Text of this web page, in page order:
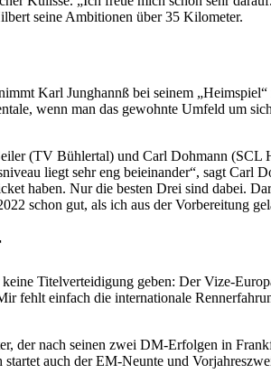
seine Ambitionen über 35 Kilometer.
Karl Junghannß bei seinem
wenn man das gewohnte Umfeld um
(TV Bühlertal) und Carl Dohmann
liegt sehr eng beieinander“, sagt
haben. Nur die besten Drei sind dabei.
schon gut, als ich aus der Vorbereitung
Titelverteidigung geben: Der Vize-
einfach die internationale
der nach seinen zwei DM-Erfolgen in
startet auch der EM-Neunte und